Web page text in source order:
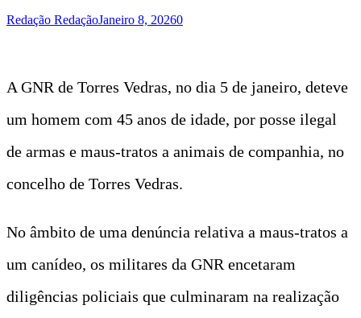
Redação RedaçãoJaneiro 8, 20260
A GNR de Torres Vedras, no dia 5 de janeiro, deteve
um homem com 45 anos de idade, por posse ilegal
de armas e maus-tratos a animais de companhia, no
concelho de Torres Vedras.
No âmbito de uma denúncia relativa a maus-tratos a
um canídeo, os militares da GNR encetaram
diligências policiais que culminaram na realização